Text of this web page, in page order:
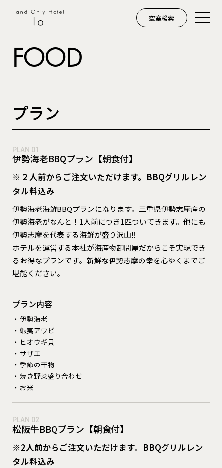
空室検索
FOOD
プラン
❮
PLAN 01
伊勢海老BBQプラン【朝食付】
※２人前からご注文いただけます。BBQグリルレン
タル料込み
伊勢海老海鮮BBQプランになります。三重県伊勢志摩産の
伊勢海老がなんと！1人前につき1匹ついてきます。他にも
伊勢志摩を代表する海鮮が盛り沢山‼︎
ホテルを運営する本社が海産物卸問屋だからこそ実現でき
るお得なプランです。新鮮な伊勢志摩の幸を心ゆくまでご
堪能ください。
プラン内容
伊勢海老
蝦夷アワビ
ヒオウギ貝
サザエ
季節の干物
焼き野菜盛り合わせ
お米
❮
PLAN 02
松阪牛BBQプラン【朝食付】
※2人前からご注文いただけます。BBQグリルレン
タル料込み